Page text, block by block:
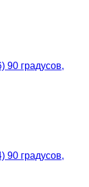
90 градусов,
90 градусов,